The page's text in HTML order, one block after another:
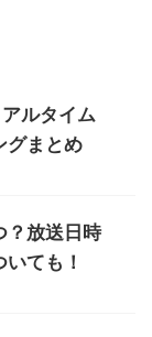
ルタイム
グまとめ
？放送日時
ても！